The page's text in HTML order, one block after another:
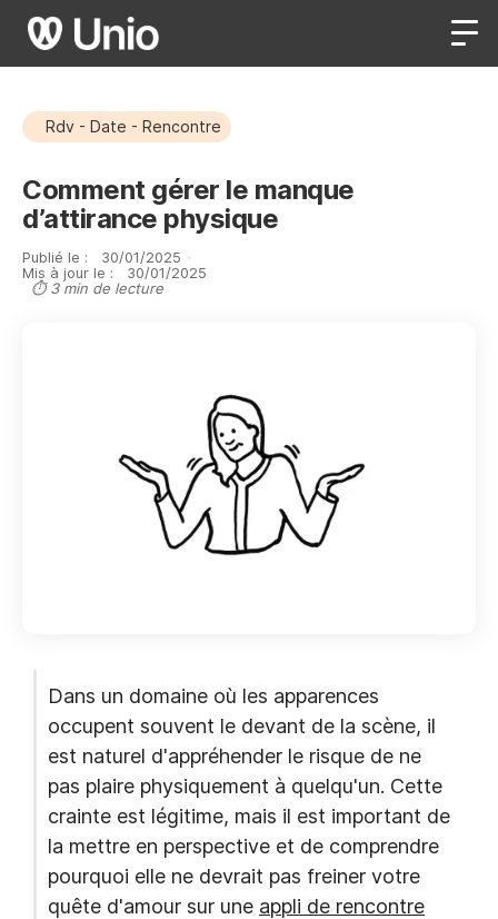
Rdv - Date - Rencontre
Comment gérer le manque
d’attirance physique
Publié le : 30/01/2025 ·
Mis à jour le :
30/01/2025
⏱ 3 min de lecture
Dans un domaine où les apparences
occupent souvent le devant de la scène, il
est naturel d'appréhender le risque de ne
pas plaire physiquement à quelqu'un. Cette
crainte est légitime, mais il est important de
la mettre en perspective et de comprendre
pourquoi elle ne devrait pas freiner votre
quête d'amour sur une appli de rencontre